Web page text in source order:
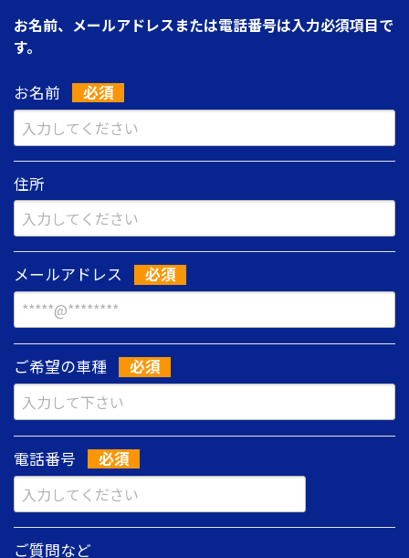
お名前、メールアドレスまたは電話番号は入力必須項目で
す。
お名前
住所
メールアドレス
ご希望の車種
電話番号
ご質問など